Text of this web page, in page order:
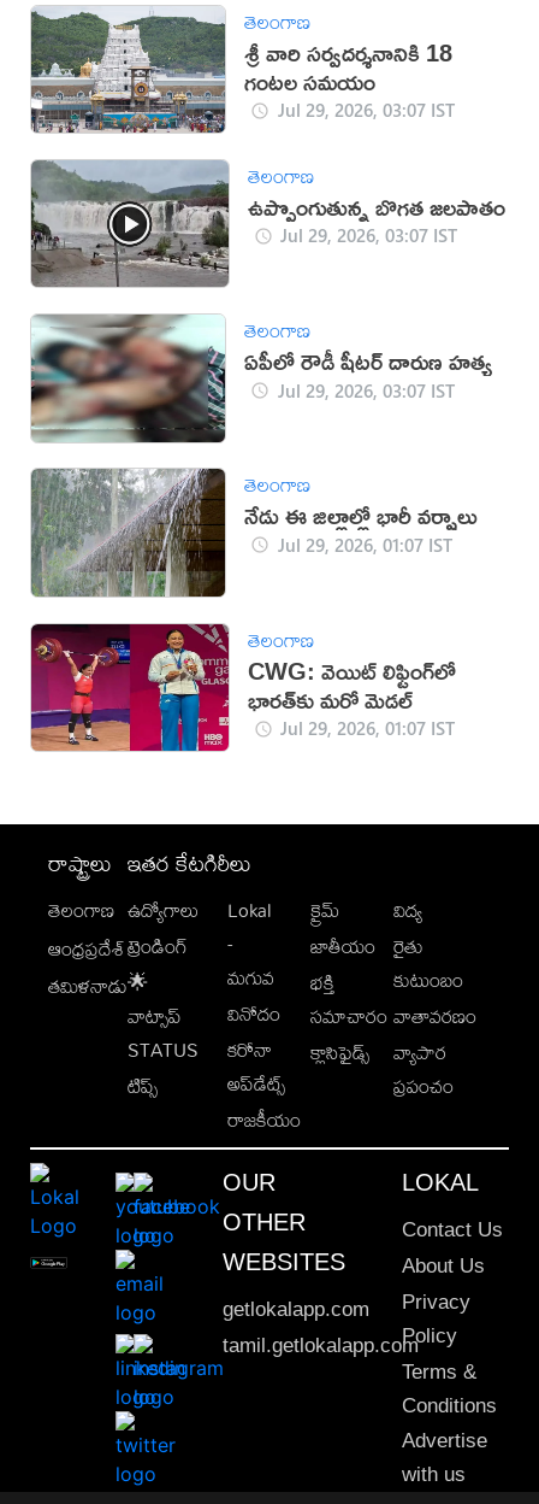
తెలంగాణ
శ్రీ వారి సర్వదర్శనానికి 18
గంటల సమయం
Jul 29, 2026, 03:07 IST
తెలంగాణ
ఉప్పొంగుతున్న బొగత జలపాతం
Jul 29, 2026, 03:07 IST
తెలంగాణ
ఏపీలో రౌడీ షీటర్ దారుణ హత్య
Jul 29, 2026, 03:07 IST
తెలంగాణ
నేడు ఈ జిల్లాల్లో భారీ వర్షాలు
Jul 29, 2026, 01:07 IST
తెలంగాణ
CWG: వెయిట్ లిఫ్టింగ్‌లో
భారత్‌కు మరో మెడల్
Jul 29, 2026, 01:07 IST
రాష్ట్రాలు
తెలంగాణ
ఆంధ్రప్రదేశ్
తమిళనాడు
ఇతర కేటగిరీలు
ఉద్యోగాలు
ట్రెండింగ్
🌟
వాట్సాప్
STATUS
టిప్స్
Lokal
-
మగువ
వినోదం
కరోనా
అప్‌డేట్స్
రాజకీయం
క్రైమ్
జాతీయం
భక్తి
సమాచారం
క్లాసిఫైడ్స్
విద్య
రైతు
కుటుంబం
వాతావరణం
వ్యాపార
ప్రపంచం
OUR
OTHER
WEBSITES
getlokalapp.com
tamil.getlokalapp.com
LOKAL
Contact Us
About Us
Privacy
Policy
Terms &
Conditions
Advertise
with us